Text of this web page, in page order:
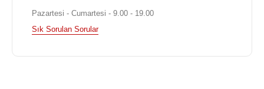
Pazartesi - Cumartesi - 9.00 - 19.00
Sık Sorulan Sorular